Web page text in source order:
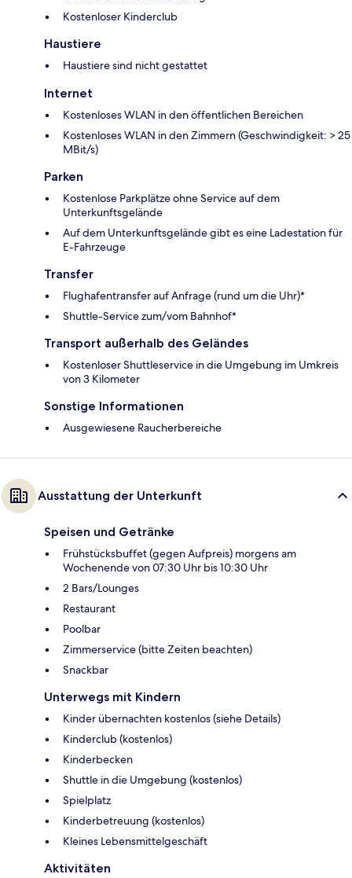
Kostenloser Kinderclub
Haustiere
Haustiere sind nicht gestattet
Internet
Kostenloses WLAN in den öffentlichen Bereichen
Kostenloses WLAN in den Zimmern (Geschwindigkeit: > 25
MBit/s)
Parken
Kostenlose Parkplätze ohne Service auf dem
Unterkunftsgelände
Auf dem Unterkunftsgelände gibt es eine Ladestation für
E-Fahrzeuge
Transfer
Flughafentransfer auf Anfrage (rund um die Uhr)*
Shuttle-Service zum/vom Bahnhof*
Transport außerhalb des Geländes
Kostenloser Shuttleservice in die Umgebung im Umkreis
von 3 Kilometer
Sonstige Informationen
Ausgewiesene Raucherbereiche
Ausstattung der Unterkunft
Speisen und Getränke
Frühstücksbuffet (gegen Aufpreis) morgens am
Wochenende von 07:30 Uhr bis 10:30 Uhr
2 Bars/Lounges
Restaurant
Poolbar
Zimmerservice (bitte Zeiten beachten)
Snackbar
Unterwegs mit Kindern
Kinder übernachten kostenlos (siehe Details)
Kinderclub (kostenlos)
Kinderbecken
Shuttle in die Umgebung (kostenlos)
Spielplatz
Kinderbetreuung (kostenlos)
Kleines Lebensmittelgeschäft
Aktivitäten